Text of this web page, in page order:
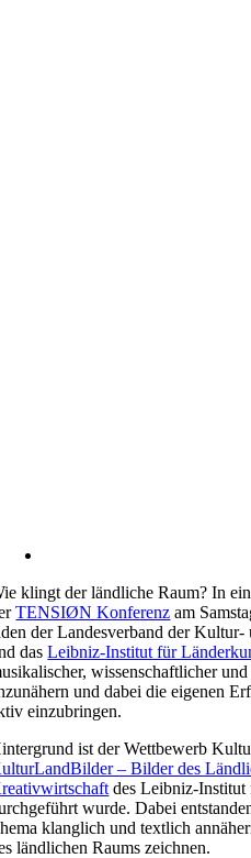
klingt der ländliche Raum? In
TENSIØN Konferenz am
der Landesverband der
dasLeibniz-Institut für
wissenschaftlicher
und dabei die eigenen
einzubringen.
ist der Wettbewerb
– Bilder des
des Leibniz-
wurde. Dabei
klanglich und textlich
ländlichen Raums zeichnen.